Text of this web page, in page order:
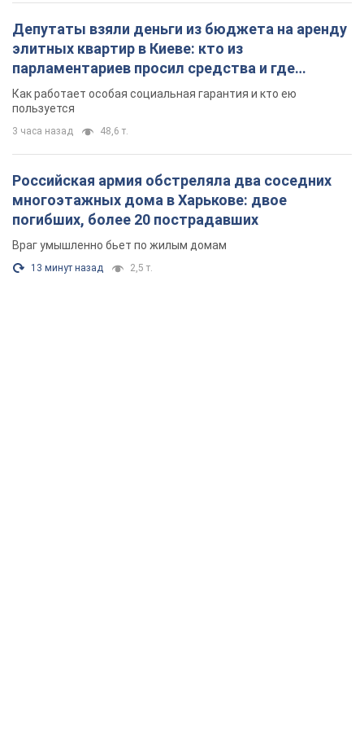
Депутаты взяли деньги из бюджета на аренду
элитных квартир в Киеве: кто из
парламентариев просил средства и где
поселился
Как работает особая социальная гарантия и кто ею
пользуется
3 часа назад 48,6 т.
Российская армия обстреляла два соседних
многоэтажных дома в Харькове: двое
погибших, более 20 пострадавших
Враг умышленно бьет по жилым домам
13 минут назад 2,5 т.